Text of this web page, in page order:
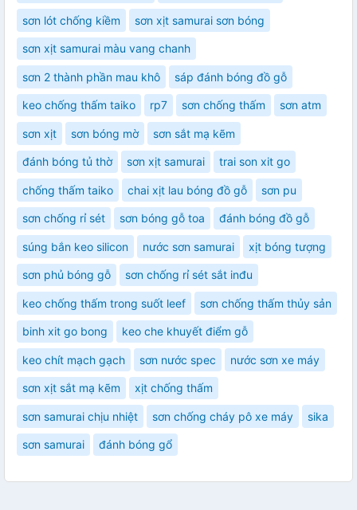
sơn lót chống kiềm sơn xịt samurai sơn bóng
sơn xịt samurai màu vang chanh
sơn 2 thành phần mau khô sáp đánh bóng đồ gỗ
keo chống thấm taiko rp7 sơn chống thấm sơn atm
sơn xịt sơn bóng mờ sơn sắt mạ kẽm
đánh bóng tủ thờ sơn xịt samurai trai son xit go
chống thấm taiko chai xịt lau bóng đồ gỗ sơn pu
sơn chống rỉ sét sơn bóng gỗ toa đánh bóng đồ gỗ
súng bắn keo silicon nước sơn samurai xịt bóng tượng
sơn phủ bóng gỗ sơn chống rỉ sét sắt inđu
keo chống thấm trong suốt leef sơn chống thấm thủy sản
binh xit go bong keo che khuyết điểm gỗ
keo chít mạch gạch sơn nước spec nước sơn xe máy
sơn xịt sắt mạ kẽm xịt chống thấm
sơn samurai chịu nhiệt sơn chống cháy pô xe máy sika
sơn samurai đánh bóng gổ